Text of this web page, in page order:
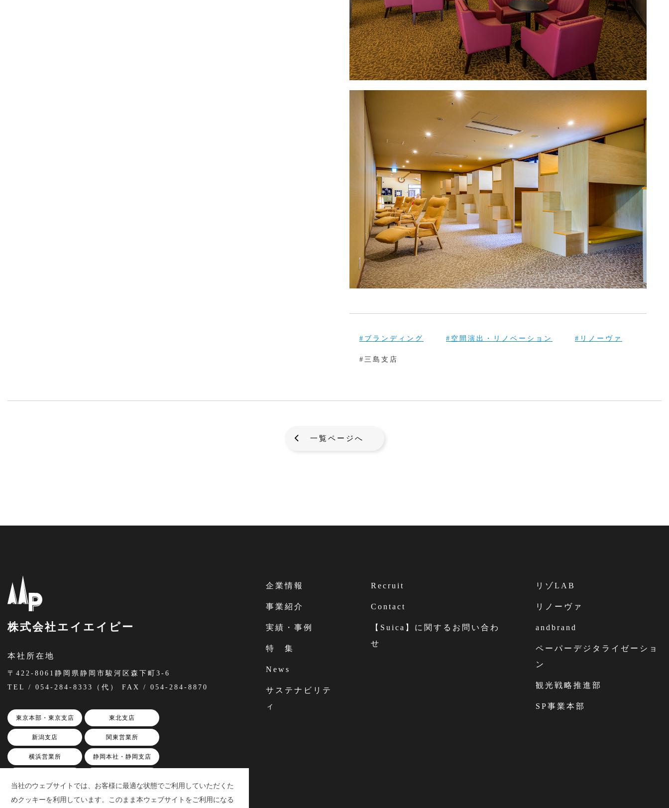
#ブランディング #空間演出・リノベーション #リノーヴァ
#三島支店
一覧ページへ
株式会社エイエイピー
本社所在地
〒422-8061静岡県静岡市駿河区森下町3-6
TEL / 054-284-8333（代） FAX / 054-284-8870
東京本部・東京支店 東北支店
新潟支店 関東営業所
横浜営業所 静岡本社・静岡支店
浜松営業所 名古屋営業所
企業情報
事業紹介
実績・事例
特 集
News
サステナビリテ
ィ
Recruit
Contact
【Suica】に関するお問い合わ
せ
リゾLAB
リノーヴァ
andbrand
ペーパーデジタライゼーショ
ン
観光戦略推進部
SP事業本部
当社のウェブサイトでは、お客様に最適な状態でご利用していただくた
めクッキーを利用しています。このまま本ウェブサイトをご利用になる